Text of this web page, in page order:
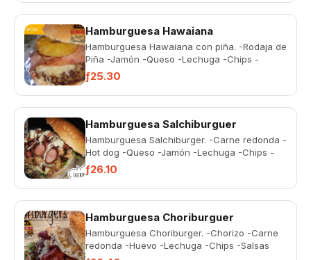
Hamburguesa Hawaiana
Hamburguesa Hawaiana con piña. -Rodaja de
Piña -Jamón -Queso -Lechuga -Chips -
Salsas
ƒ25.30
Hamburguesa Salchiburguer
Hamburguesa Salchiburger. -Carne redonda -
Hot dog -Queso -Jamón -Lechuga -Chips -
Salsas
ƒ26.10
Hamburguesa Choriburguer
Hamburguesa Choriburger. -Chorizo -Carne
redonda -Huevo -Lechuga -Chips -Salsas